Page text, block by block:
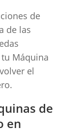
de
de las
Máquina
el
de
en